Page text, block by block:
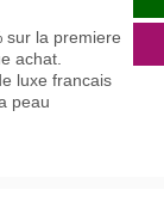
sur la premiere
achat.
luxe francais
peau